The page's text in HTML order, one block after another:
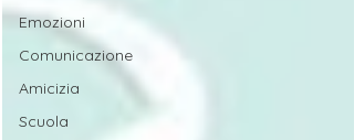
Emozioni
Comunicazione
Amicizia
Scuola